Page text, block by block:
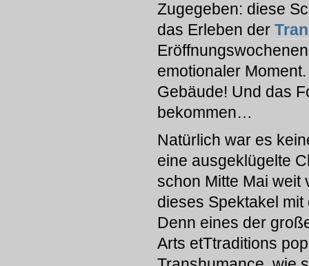
Zugegeben: diese
das Erleben der
emotionaler
Gebäude! Und das
bekommen…
Natürlich war es
eine ausgeklügelte
schon Mitte Mai weit
dieses Spektakel
Denn eines der
Arts etTtraditions